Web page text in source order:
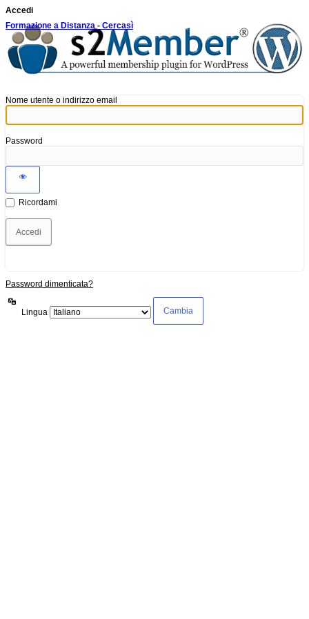
Accedi
Formazione a Distanza - Cercasì
Nome utente o indirizzo email
Password
Ricordami
Password dimenticata?
Lingua